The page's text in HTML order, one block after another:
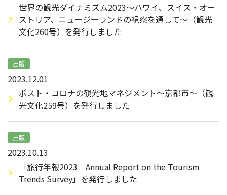
世界の観光ダイナミズム2023～ハワイ、スイス・オー
ストリア、ニュージーランドの視察を通して～（観光
文化260号）を発行しました
出版
2023.12.01
ポスト・コロナの観光地マネジメント～京都市～（観
光文化259号）を発行しました
出版
2023.10.13
「旅行年報2023 Annual Report on the Tourism
Trends Survey」を発行しました